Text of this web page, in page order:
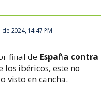
2024, 14:47 PM
final de España contra
los ibéricos, este no
visto en cancha.